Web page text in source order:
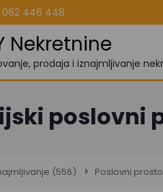
062 446 448
Nekretnine
prodaja i iznajmljivanje
poslovni
(556) Poslovni